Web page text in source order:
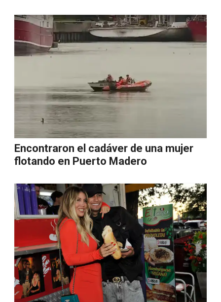
Encontraron el cadáver de una mujer
flotando en Puerto Madero